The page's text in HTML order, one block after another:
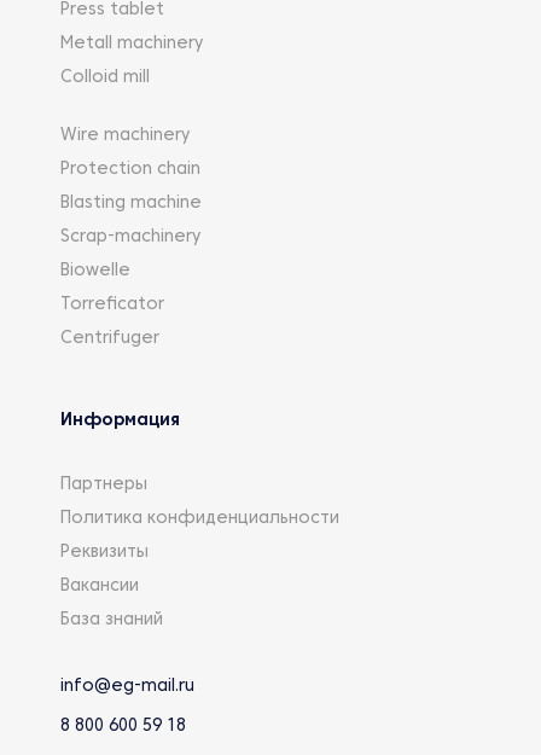
Press tablet
Metall machinery
Colloid mill
Wire machinery
Protection chain
Blasting machine
Scrap-machinery
Biowelle
Torreficator
Centrifuger
Информация
Партнеры
Политика конфиденциальности
Реквизиты
Вакансии
База знаний
info@eg-mail.ru
8 800 600 59 18